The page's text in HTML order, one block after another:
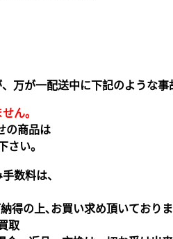
万が一配送中に下記のような
ん｡
の商品は
さい。
数料は、
得の上､お買い求め頂いており
取